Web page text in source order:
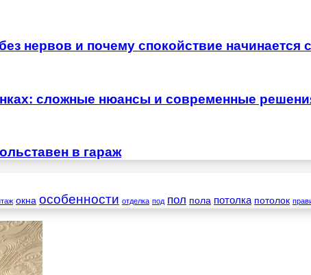
нервов и почему спокойствие начинается
сложные нюансы и современные
в гараж
окна особенности отделка под пол пола потолка потолок